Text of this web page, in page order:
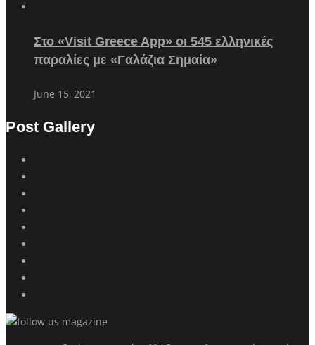
Στο «Visit Greece App» οι 545 ελληνικές
παραλίες με «Γαλάζια Σημαία»
June 15, 2021
Post Gallery